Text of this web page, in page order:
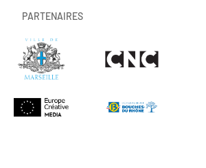
PARTENAIRES